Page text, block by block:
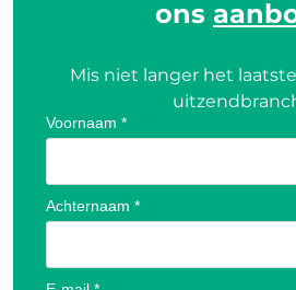
ons
Mis niet langer het